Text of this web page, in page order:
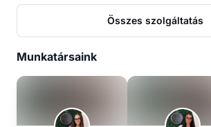
Összes szolgáltatás
Munkatársaink